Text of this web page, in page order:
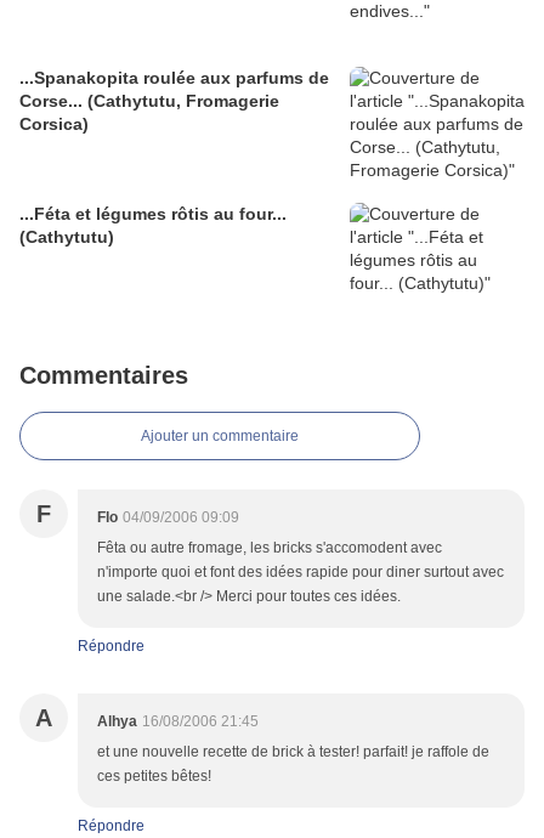
...Spanakopita roulée aux parfums de
Corse... (Cathytutu, Fromagerie
Corsica)
...Féta et légumes rôtis au four...
(Cathytutu)
Commentaires
Ajouter un commentaire
F Flo 04/09/2006 09:09
Fêta ou autre fromage, les bricks s'accomodent avec
n'importe quoi et font des idées rapide pour diner surtout avec
une salade.<br /> Merci pour toutes ces idées.
Répondre
A Alhya 16/08/2006 21:45
et une nouvelle recette de brick à tester! parfait! je raffole de
ces petites bêtes!
Répondre